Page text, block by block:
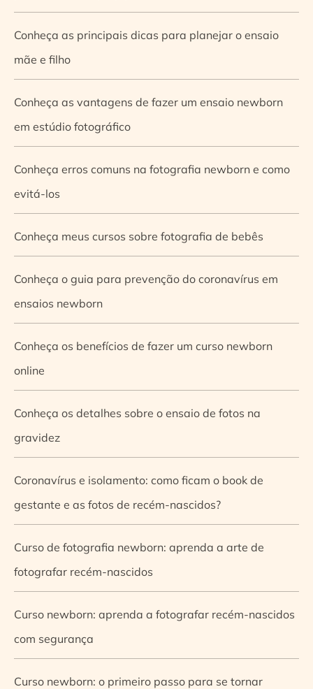
Conheça as principais dicas para planejar o ensaio
mãe e filho
Conheça as vantagens de fazer um ensaio newborn
em estúdio fotográfico
Conheça erros comuns na fotografia newborn e como
evitá-los
Conheça meus cursos sobre fotografia de bebês
Conheça o guia para prevenção do coronavírus em
ensaios newborn
Conheça os benefícios de fazer um curso newborn
online
Conheça os detalhes sobre o ensaio de fotos na
gravidez
Coronavírus e isolamento: como ficam o book de
gestante e as fotos de recém-nascidos?
Curso de fotografia newborn: aprenda a arte de
fotografar recém-nascidos
Curso newborn: aprenda a fotografar recém-nascidos
com segurança
Curso newborn: o primeiro passo para se tornar